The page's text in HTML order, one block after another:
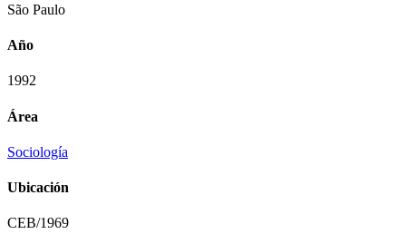
São Paulo
Año
1992
Área
Sociología
Ubicación
CEB/1969